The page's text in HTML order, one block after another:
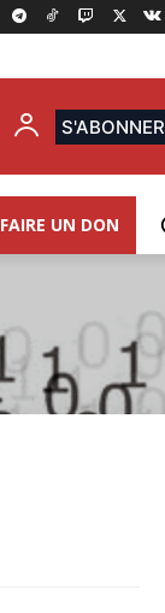
S'ABONNER
FAIRE UN DON